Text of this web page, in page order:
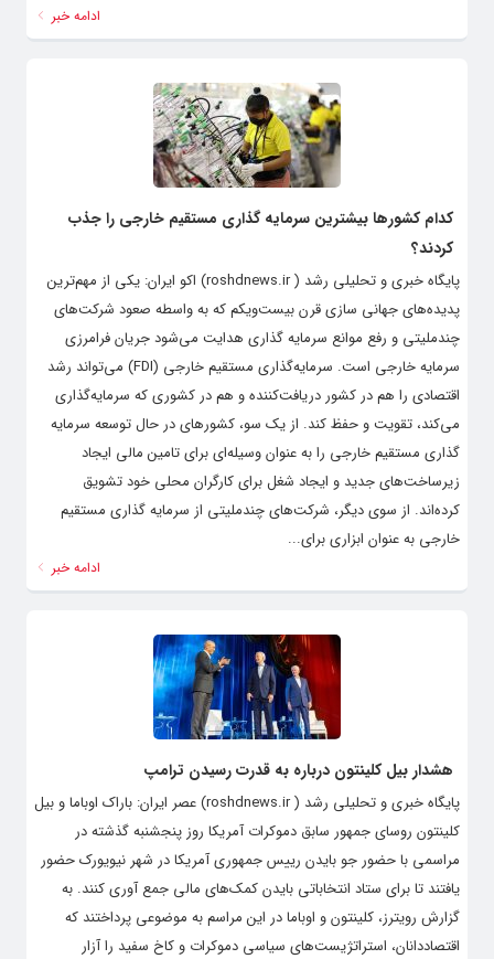
ادامه خبر
کدام کشورها بیشترین سرمایه گذاری مستقیم خارجی را جذب
کردند؟
پایگاه خبری و تحلیلی رشد ( roshdnews.ir) اکو ایران: یکی از مهم‌ترین
پدیده‌­های جهانی سازی قرن بیست‌ویکم که به واسطه صعود شرکت‌­های
چندملیتی و رفع موانع سرمایه گذاری هدایت می­‌شود جریان فرامرزی
سرمایه خارجی است. سرمایه‌گذاری مستقیم خارجی (FDI) می‌تواند رشد
اقتصادی را هم در کشور دریافت‌کننده و هم در کشوری که سرمایه‌گذاری
می‌کند، تقویت و حفظ کند. از یک سو، کشور‌های در حال توسعه سرمایه
گذاری مستقیم خارجی را به عنوان وسیله‌ای برای تامین مالی ایجاد
زیرساخت‌های جدید و ایجاد شغل برای کارگران محلی خود تشویق
کرده‌اند. از سوی دیگر، شرکت‌های چندملیتی از سرمایه گذاری مستقیم
خارجی به عنوان ابزاری برای...
ادامه خبر
هشدار بیل کلینتون درباره به قدرت رسیدن ترامپ
پایگاه خبری و تحلیلی رشد ( roshdnews.ir) عصر ایران: باراک اوباما و بیل
کلینتون روسای جمهور سابق دموکرات آمریکا روز پنجشنبه گذشته در
مراسمی با حضور جو بایدن رییس جمهوری آمریکا در شهر نیویورک حضور
یافتند تا برای ستاد انتخاباتی بایدن کمک‌های مالی جمع آوری کنند. به
گزارش رویترز، کلینتون و اوباما در این مراسم به موضوعی پرداختند که
اقتصاددانان، استراتژیست‌های سیاسی دموکرات و کاخ سفید را آزار